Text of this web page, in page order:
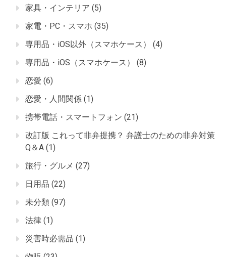
家具・インテリア (5)
家電・PC・スマホ (35)
専用品・iOS以外（スマホケース）
(4)
専用品・iOS（スマホケース）
(8)
恋愛 (6)
恋愛・人間関係 (1)
携帯電話・スマートフォン (21)
改訂版 これって非弁提携？ 弁護士のための非弁対策
Q＆A (1)
旅行・グルメ (27)
日用品 (22)
未分類 (97)
法律 (1)
災害時必需品 (1)